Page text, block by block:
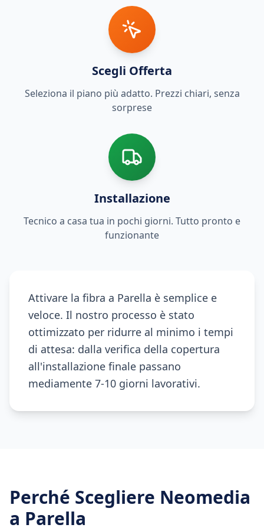
Scegli Offerta
Seleziona il piano più adatto. Prezzi chiari, senza
sorprese
Installazione
Tecnico a casa tua in pochi giorni. Tutto pronto e
funzionante
Attivare la fibra a Parella è semplice e
veloce. Il nostro processo è stato
ottimizzato per ridurre al minimo i tempi
di attesa: dalla verifica della copertura
all'installazione finale passano
mediamente 7-10 giorni lavorativi.
Perché Scegliere Neomedia
a Parella